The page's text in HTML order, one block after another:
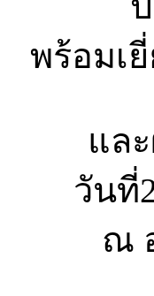
พร้อมเ
แล
วันที่
ณ